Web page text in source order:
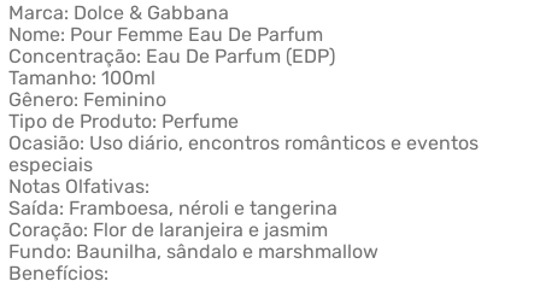
Marca: Dolce & Gabbana
Nome: Pour Femme Eau De Parfum
Concentração: Eau De Parfum (EDP)
Tamanho: 100ml
Gênero: Feminino
Tipo de Produto: Perfume
Ocasião: Uso diário, encontros românticos e eventos
especiais
Notas Olfativas:
Saída: Framboesa, néroli e tangerina
Coração: Flor de laranjeira e jasmim
Fundo: Baunilha, sândalo e marshmallow
Benefícios: